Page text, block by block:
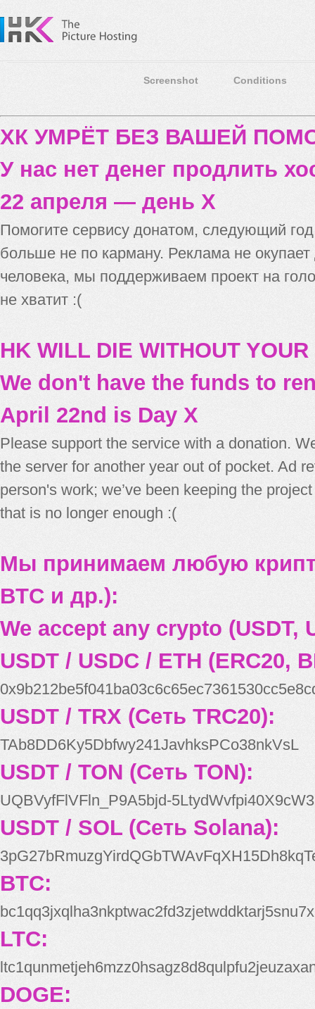
Screenshot Conditions
ХК УМРЁТ БЕЗ ВАШЕЙ
У нас нет денег продлить
22 апреля — день X
Помогите сервису донатом, следующий
больше не по карману. Реклама не
человека, мы поддерживаем проект на
не хватит :(
HK WILL DIE WITHOUT
We don't have the funds to
April 22nd is Day X
Please support the service with a donation.
the server for another year out of pocket. Ad
person's work; we’ve been keeping the
that is no longer enough :(
Мы принимаем любую
BTC и др.):
We accept any crypto (USDT,
USDT / USDC / ETH (ERC20,
USDT / TRX (Сеть TRC20):
TAb8DD6Ky5Dbfwy241JavhksPCo38nkVsL
USDT / TON (Сеть TON):
UQBVyfFlVFln_P9A5bjd-
USDT / SOL (Сеть Solana):
BTC:
bc1qq3jxqlha3nkptwac2fd3zjetwddktarj5snu7x
LTC:
DOGE: